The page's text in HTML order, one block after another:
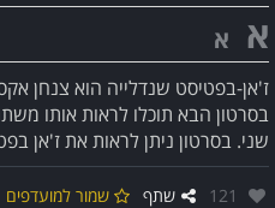
א א
ז'אן-בפטיסט שנדלייה הוא צנחן
בסרטון הבא תוכלו לראות אותו
שני. בסרטון ניתן לראות את ז'אן
אהבו:
121 שתף שמור למועדפים